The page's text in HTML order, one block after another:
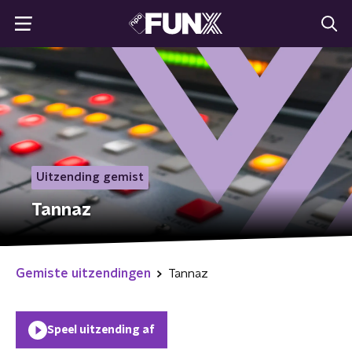
Uitzending gemist
Tannaz
Gemiste uitzendingen Tannaz
Speel uitzending af